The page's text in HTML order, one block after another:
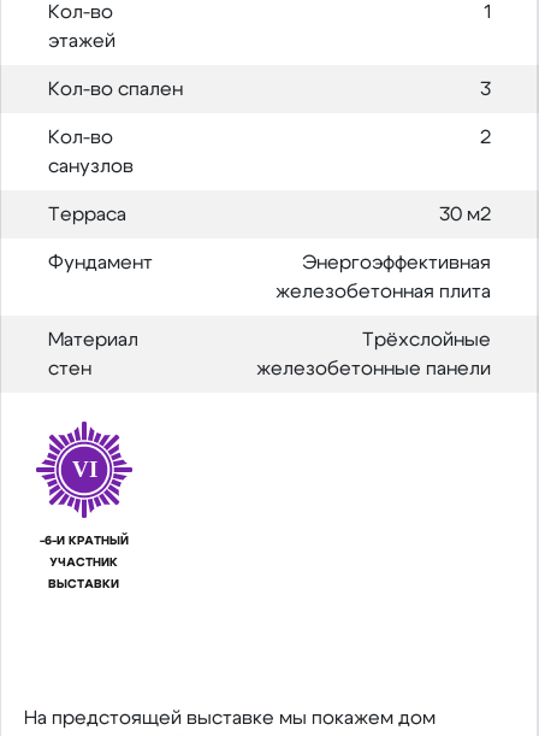
Кол-во
этажей
1
Кол-во спален 3
Кол-во
санузлов
2
Терраса 30 м2
Фундамент
Энергоэффективная
железобетонная плита
Материал
стен
Трёхслойные
железобетонные панели
VI
-6-И КРАТНЫЙ
УЧАСТНИК
ВЫСТАВКИ
На предстоящей выставке мы покажем дом